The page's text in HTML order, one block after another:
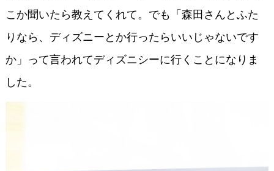
こか聞いたら教えてくれて。でも「森田さんとふた
りなら、ディズニーとか行ったらいいじゃないです
か」って言われてディズニシーに行くことになりま
した。